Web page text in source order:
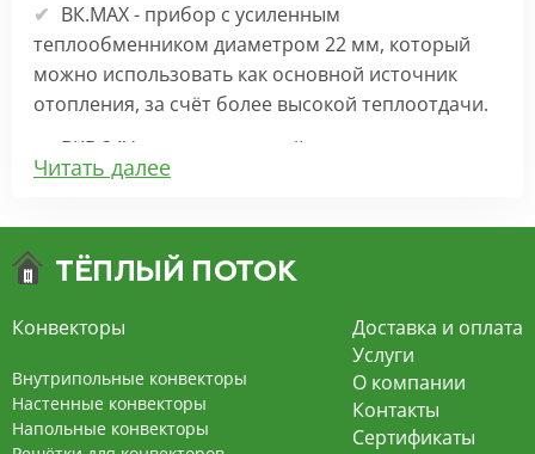
ВК.МАХ - прибор с усиленным
теплообменником диаметром 22 мм, который
можно использовать как основной источник
отопления, за счёт более высокой теплоотдачи.
ВКВ 24V – внутрипольный конвектор
отопления с вентилятором на 24В подходит для
экономит электроэнергию и бесшумно работает.
конвекцией на 220В. За счет тангенциального
вентилятора создает принудительную
конвекцию, что позволяет обогревать
помещения большой площади.
Читать далее
Конвекторы
Внутрипольные конвекторы
Настенные конвекторы
Напольные конвекторы
Доставка и оплата
Услуги
О компании
Контакты
Сертификаты